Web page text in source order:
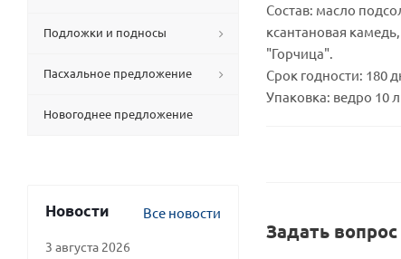
Состав: масло
ксантановая
"Горчица".
Срок годности: 180
Упаковка: ведро 10
Задать вопрос
Подложки и подносы
Пасхальное предложение
Новогоднее предложение
Новости Все новости
3 августа 2026